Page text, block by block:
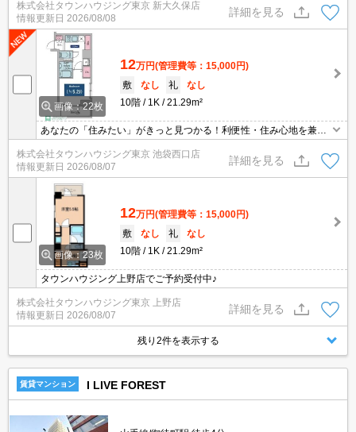
株式会社タウンハウジング東京 新大久保店
情報更新日 2026/08/08
詳細を見る
画像：22枚
12万円(管理費等：15,000円)
敷
なし 礼
なし
10階
1K 21.29m²
あなたの「住みたい」がきっと見つかる！利便性・住み心地を兼ね
揃えた賃貸物件！お気軽にご相談ください。お部屋探しはタウンハ
ウジングへお任せください！
株式会社タウンハウジング東京 池袋西口店
情報更新日 2026/08/07
詳細を見る
画像：23枚
12万円(管理費等：15,000円)
敷
なし 礼
なし
10階
1K 21.29m²
タウンハウジング上野店でご予約受付中♪
株式会社タウンハウジング東京 上野店
情報更新日 2026/08/07
詳細を見る
残り2件を表示する
賃貸マンション I LIVE FOREST